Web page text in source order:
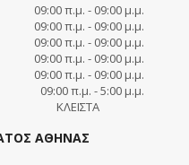
09:00 π.μ. - 09:00 μ.μ.
09:00 π.μ. - 09:00 μ.μ.
09:00 π.μ. - 09:00 μ.μ.
09:00 π.μ. - 09:00 μ.μ.
09:00 π.μ. - 09:00 μ.μ.
09:00 π.μ. - 5:00 μ.μ.
ΚΛΕΙΣΤΑ
ΑΘΗΝΑΣ